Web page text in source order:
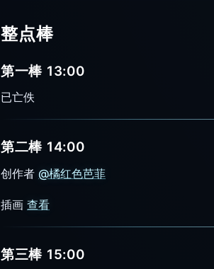
整点棒
第一棒 13:00
已亡佚
第二棒 14:00
创作者 @橘红色芭菲
插画 查看
第三棒 15:00